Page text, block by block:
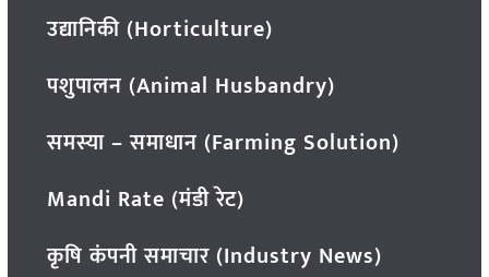
उद्यानिकी (Horticulture)
पशुपालन (Animal Husbandry)
समस्या – समाधान (Farming Solution)
Mandi Rate (मंडी रेट)
कृषि कंपनी समाचार (Industry News)